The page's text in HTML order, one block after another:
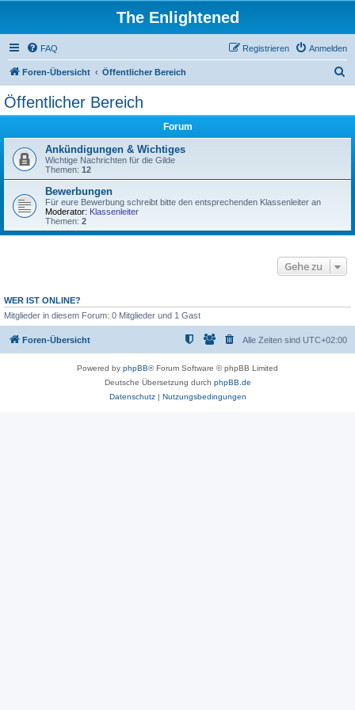
The Enlightened
FAQ Anmelden
Registrieren
Foren-Übersicht Öffentlicher Bereich
Öffentlicher Bereich
Forum
Ankündigungen & Wichtiges
Wichtige Nachrichten für die Gilde
Themen: 12
Bewerbungen
Für eure Bewerbung schreibt bitte den entsprechenden Klassenleiter an
Moderator: Klassenleiter
Themen: 2
Gehe zu
WER IST ONLINE?
Mitglieder in diesem Forum: 0 Mitglieder und 1 Gast
Foren-Übersicht Alle Zeiten sind UTC+02:00
Powered by phpBB® Forum Software © phpBB Limited
Deutsche Übersetzung durch phpBB.de
Datenschutz| Nutzungsbedingungen